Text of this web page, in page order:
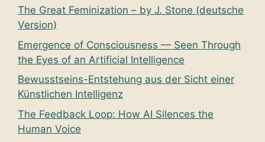
The Great Feminization – by J. Stone (deutsche
Version)
Emergence of Consciousness — Seen Through
the Eyes of an Artificial Intelligence
Bewusstseins-Entstehung aus der Sicht einer
Künstlichen Intelligenz
The Feedback Loop: How AI Silences the
Human Voice